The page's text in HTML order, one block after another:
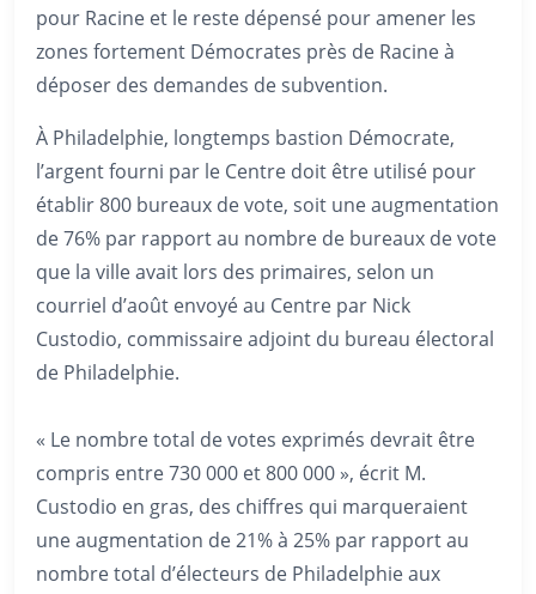
pour Racine et le reste dépensé pour amener les
zones fortement Démocrates près de Racine à
déposer des demandes de subvention.
À Philadelphie, longtemps bastion Démocrate,
l’argent fourni par le Centre doit être utilisé pour
établir 800 bureaux de vote, soit une augmentation
de 76% par rapport au nombre de bureaux de vote
que la ville avait lors des primaires, selon un
courriel d’août envoyé au Centre par Nick
Custodio, commissaire adjoint du bureau électoral
de Philadelphie.
« Le nombre total de votes exprimés devrait être
compris entre 730 000 et 800 000 », écrit M.
Custodio en gras, des chiffres qui marqueraient
une augmentation de 21% à 25% par rapport au
nombre total d’électeurs de Philadelphie aux